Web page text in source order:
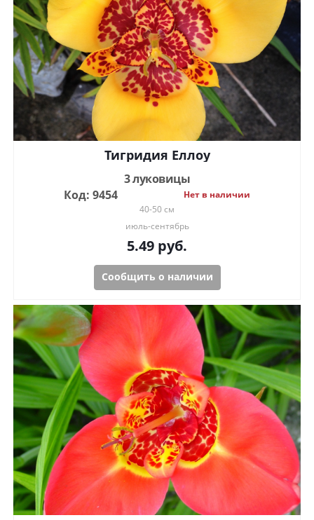
Тигридия Еллоу
3 луковицы
Код: 9454
Нет в наличии
40-50 см
июль-сентябрь
5.49 руб.
Сообщить о наличии